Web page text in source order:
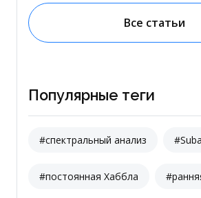
Все статьи
Популярные теги
#спектральный анализ
#постоянная Хаббла